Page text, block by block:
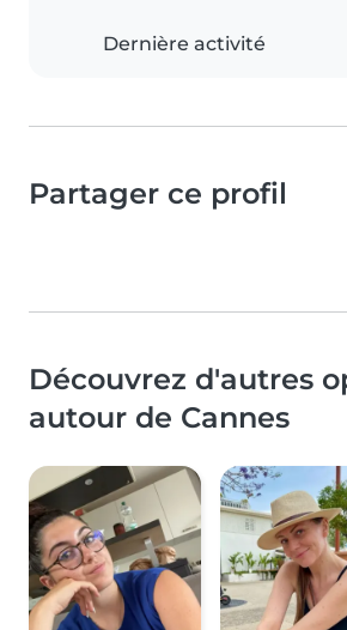
Dernière activité
Partager ce profil
Découvrez d'autres
autour de Cannes